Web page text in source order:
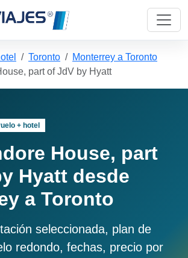
Toronto
Monterrey a Toronto
part of JdV by Hyatt
+ hotel
House, part
Hyatt desde
a Toronto
seleccionada, plan de
redondo, fechas, precio por